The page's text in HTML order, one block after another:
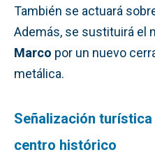
También se actuará
Además, se sustituirá el
Marco por un nuevo
metálica.
Señalización
centro histórico